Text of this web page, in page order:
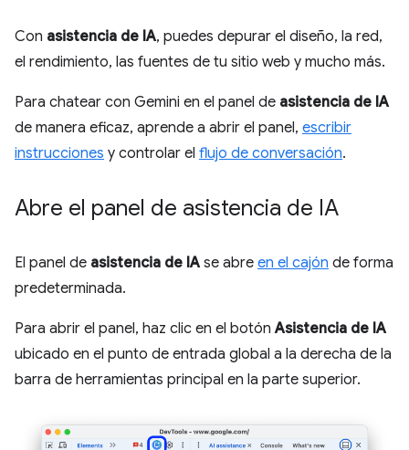
Con asistencia de IA, puedes depurar el diseño, la red,
el rendimiento, las fuentes de tu sitio web y mucho más.
Para chatear con Gemini en el panel de asistencia de IA
de manera eficaz, aprende a abrir el panel, escribir
instrucciones y controlar el flujo de conversación.
Abre el panel de asistencia de IA
El panel de asistencia de IA se abre en el cajón de forma
predeterminada.
Para abrir el panel, haz clic en el botónAsistencia de IA
ubicado en el punto de entrada global a la derecha de la
barra de herramientas principal en la parte superior.